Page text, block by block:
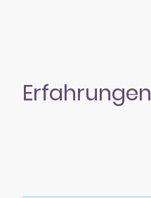
Erfahrungen